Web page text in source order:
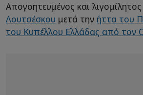
Απογοητευμένος και
Λουτσέσκου μετά την ήττα του
του Κυπέλλου Ελλάδας από τον